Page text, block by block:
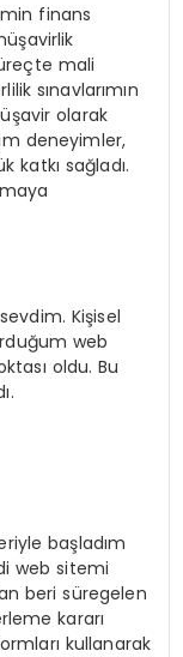
finans
mali
sınavlarımın
olarak
deneyimler,
katkı sağladı.
Kişisel
web
oldu. Bu
başladım
web sitemi
beri süregelen
kararı
kullanarak